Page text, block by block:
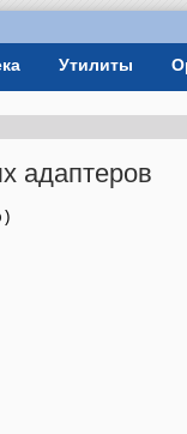
адаптеров
Утилиты